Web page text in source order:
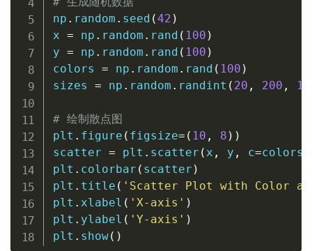
np . random . seed (42 )
x = np . random . rand ( 100 )
y = np . random . rand ( 100 )
colors = np . random . rand ( 100 )
sizes = np . random . randint ( 20 , 200 ,
# 绘制散点图
plt . figure ( figsize= ( 10 , 8 ) )
scatter = plt . scatter ( x , y , c=colors
plt . colorbar ( scatter )
plt . title ( 'Scatter Plot with Color
plt . xlabel ( 'X-axis' )
plt . ylabel ( 'Y-axis' )
plt . show( )